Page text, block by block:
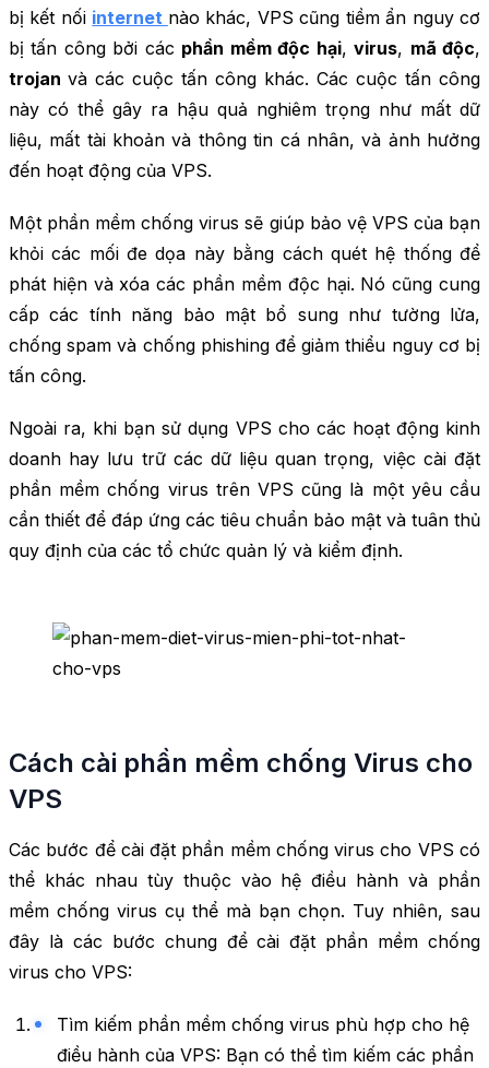
bị kết nối internet nào khác, VPS cũng tiềm ẩn nguy cơ
bị tấn công bởi các phần mềm độc hại,virus, mã độc,
trojan và các cuộc tấn công khác. Các cuộc tấn công
này có thể gây ra hậu quả nghiêm trọng như mất dữ
liệu, mất tài khoản và thông tin cá nhân, và ảnh hưởng
đến hoạt động của VPS.
Một phần mềm chống virus sẽ giúp bảo vệ VPS của bạn
khỏi các mối đe dọa này bằng cách quét hệ thống để
phát hiện và xóa các phần mềm độc hại. Nó cũng cung
cấp các tính năng bảo mật bổ sung như tường lửa,
chống spam và chống phishing để giảm thiểu nguy cơ bị
tấn công.
Ngoài ra, khi bạn sử dụng VPS cho các hoạt động kinh
doanh hay lưu trữ các dữ liệu quan trọng, việc cài đặt
phần mềm chống virus trên VPS cũng là một yêu cầu
cần thiết để đáp ứng các tiêu chuẩn bảo mật và tuân thủ
quy định của các tổ chức quản lý và kiểm định.
Cách cài phần mềm chống Virus cho
VPS
Các bước để cài đặt phần mềm chống virus cho VPS có
thể khác nhau tùy thuộc vào hệ điều hành và phần
mềm chống virus cụ thể mà bạn chọn. Tuy nhiên, sau
đây là các bước chung để cài đặt phần mềm chống
virus cho VPS:
Tìm kiếm phần mềm chống virus phù hợp cho hệ
điều hành của VPS: Bạn có thể tìm kiếm các phần